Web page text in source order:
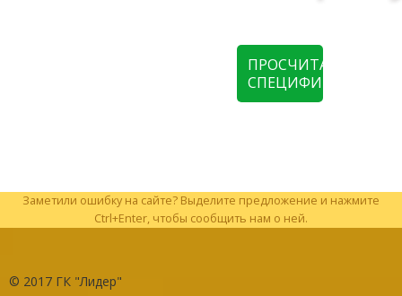
ПРОСЧИТАТЬ
СПЕЦИФИКАЦИЮ
Заметили ошибку на сайте? Выделите предложение и нажмите
Ctrl+Enter, чтобы сообщить нам о ней.
© 2017 ГК "Лидер"